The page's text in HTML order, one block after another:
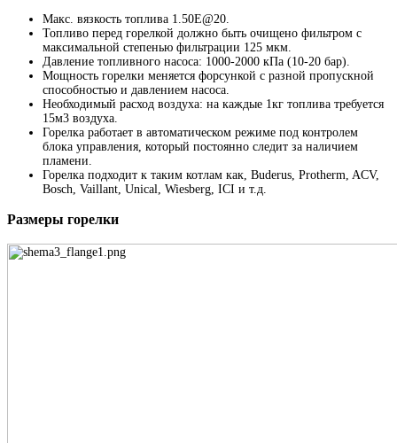
Макс. вязкость топлива 1.50E@20.
Топливо перед горелкой должно быть очищено фильтром с
максимальной степенью фильтрации 125 мкм.
Давление топливного насоса: 1000-2000 кПа (10-20 бар).
Мощность горелки меняется форсункой с разной пропускной
способностью и давлением насоса.
Необходимый расход воздуха: на каждые 1кг топлива требуется
15м3 воздуха.
Горелка работает в автоматическом режиме под контролем
блока управления, который постоянно следит за наличием
пламени.
Горелка подходит к таким котлам как, Buderus, Protherm, ACV,
Bosch, Vaillant, Unical, Wiesberg, ICI и т.д.
Размеры горелки